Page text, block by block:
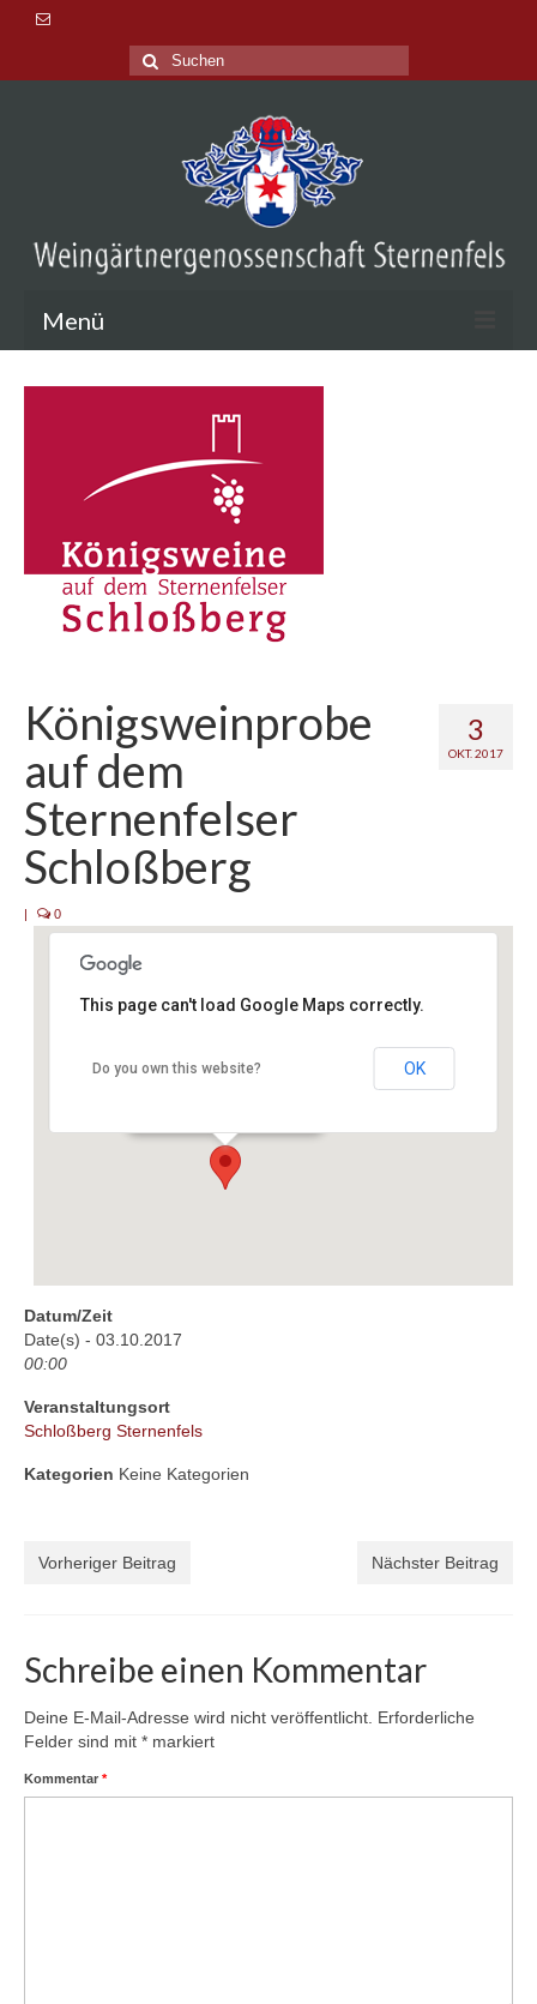
Suche
nach:
Menü
Aktuelles
Lage & Tradition
Kontakt
3
OKT. 2017
Königsweinprobe
auf dem
Sternenfelser
Schloßberg
| 0
Schloßberg Sternenfels
This page can't load Google Maps correctly.
Do you own this website? OK
Datum/Zeit
Date(s) - 03.10.2017
00:00
Veranstaltungsort
Schloßberg Sternenfels
Kategorien Keine Kategorien
Vorheriger Beitrag Nächster Beitrag
Schreibe einen Kommentar
Deine E-Mail-Adresse wird nicht veröffentlicht. Erforderliche
Felder sind mit * markiert
Kommentar *